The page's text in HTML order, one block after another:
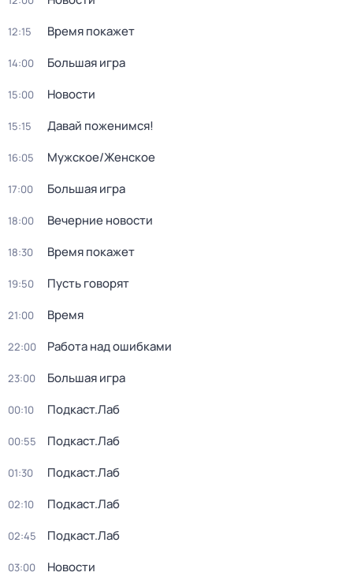
12:15 Время покажет
14:00 Большая игра
15:00 Новости
15:15 Давай поженимся!
16:05 Мужское/Женское
17:00 Большая игра
18:00 Вечерние новости
18:30 Время покажет
19:50 Пусть говорят
21:00 Время
22:00 Работа над ошибками
23:00 Большая игра
00:10 Подкаст.Лаб
00:55 Подкаст.Лаб
01:30 Подкаст.Лаб
02:10 Подкаст.Лаб
02:45 Подкаст.Лаб
03:00 Новости